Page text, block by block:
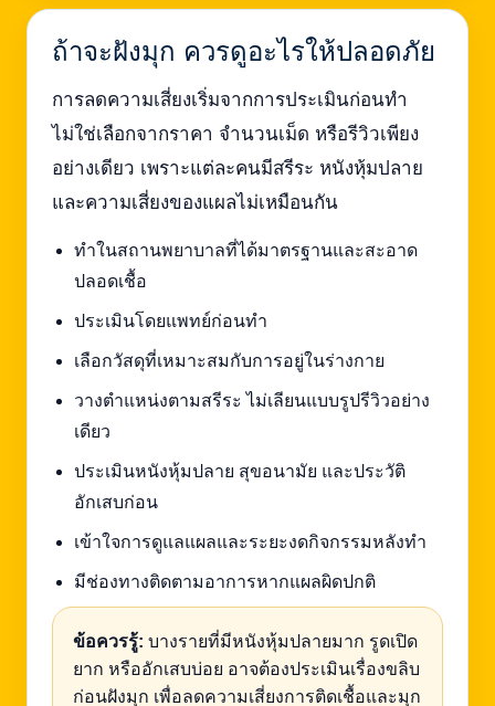
ถ้าจะฝังมุก ควรดูอะไรให้ปลอดภัย
การลดความเสี่ยงเริ่มจากการประเมินก่อนทำ
ไม่ใช่เลือกจากราคา จำนวนเม็ด หรือรีวิวเพียง
อย่างเดียว เพราะแต่ละคนมีสรีระ หนังหุ้มปลาย
และความเสี่ยงของแผลไม่เหมือนกัน
ทำในสถานพยาบาลที่ได้มาตรฐานและสะอาด
ปลอดเชื้อ
ประเมินโดยแพทย์ก่อนทำ
เลือกวัสดุที่เหมาะสมกับการอยู่ในร่างกาย
วางตำแหน่งตามสรีระ ไม่เลียนแบบรูปรีวิวอย่าง
เดียว
ประเมินหนังหุ้มปลาย สุขอนามัย และประวัติ
อักเสบก่อน
เข้าใจการดูแลแผลและระยะงดกิจกรรมหลังทำ
มีช่องทางติดตามอาการหากแผลผิดปกติ
ข้อควรรู้: บางรายที่มีหนังหุ้มปลายมาก รูดเปิด
ยาก หรืออักเสบบ่อย อาจต้องประเมินเรื่องขลิบ
ก่อนฝังมุก เพื่อลดความเสี่ยงการติดเชื้อและมุก